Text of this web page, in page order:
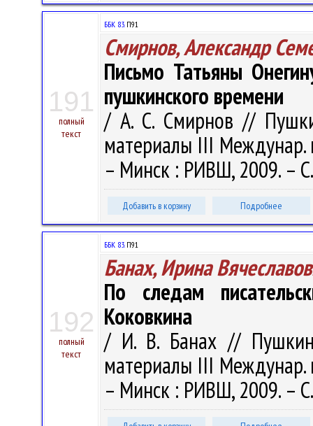
191
полный
текст
ББК 83.П91
Смирнов, Александр
Письмо Татьяны
пушкинского времени
/ А. С. Смирнов //
материалы III Междунар.
– Минск : РИВШ, 2009. –
Добавить в корзину Подробнее
192
полный
текст
ББК 83.П91
Банах, Ирина
По следам
Коковкина
/ И. В. Банах //
материалы III Междунар.
– Минск : РИВШ, 2009. –